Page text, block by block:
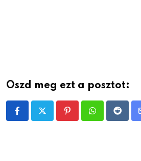
Oszd meg ezt a posztot:
PinterestWhatsappReddit